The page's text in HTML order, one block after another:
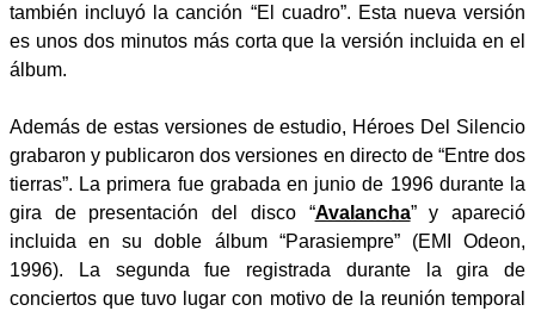
también incluyó la canción “El cuadro”. Esta nueva versión
es unos dos minutos más corta que la versión incluida en el
álbum.
Además de estas versiones de estudio, Héroes Del Silencio
grabaron y publicaron dos versiones en directo de “Entre dos
tierras”. La primera fue grabada en junio de 1996 durante la
gira de presentación del disco “Avalancha” y apareció
incluida en su doble álbum “Parasiempre” (EMI Odeon,
1996). La segunda fue registrada durante la gira de
conciertos que tuvo lugar con motivo de la reunión temporal